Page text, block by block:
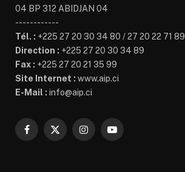
04 BP 312 ABIDJAN 04
------------
Tél. : +225 27 20 30 34 80 / 27 20 22 71 89
Direction : +225 27 20 30 34 89
Fax : +225 27 20 21 35 99
Site Internet : www.aip.ci
E-Mail : info@aip.ci
Facebook
X
InstagramYouTube